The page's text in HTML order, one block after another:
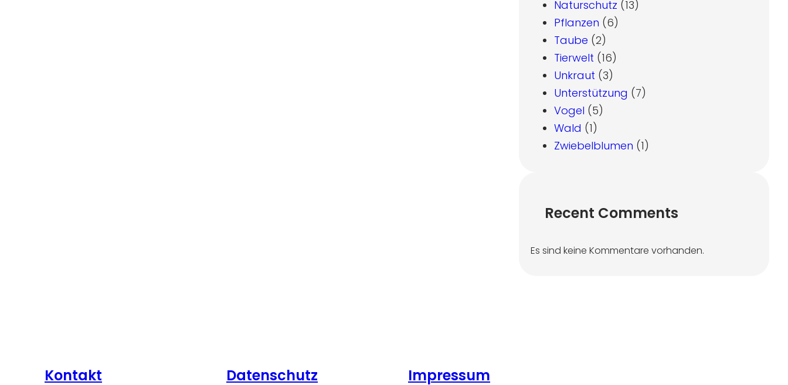
Naturschutz (13)
Pflanzen (6)
Taube (2)
Tierwelt (16)
Unkraut (3)
Unterstützung (7)
Vogel (5)
Wald (1)
Zwiebelblumen (1)
Recent Comments
Es sind keine Kommentare vorhanden.
Kontakt Datenschutz Impressum